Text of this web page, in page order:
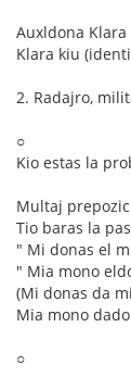
Auxldona
Klara kiu
2. Radajro,
○
Kio estas la
Multaj
Tio baras la
" Mi donas el
" Mia mono
(Mi donas da
Mia mono
○